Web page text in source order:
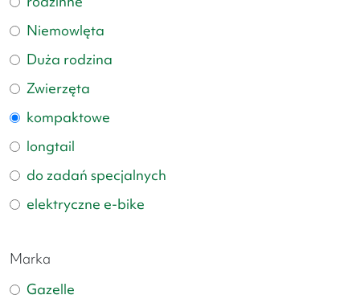
Niemowlęta
Duża rodzina
Zwierzęta
kompaktowe
longtail
do zadań specjalnych
elektryczne e-bike
Marka
Gazelle